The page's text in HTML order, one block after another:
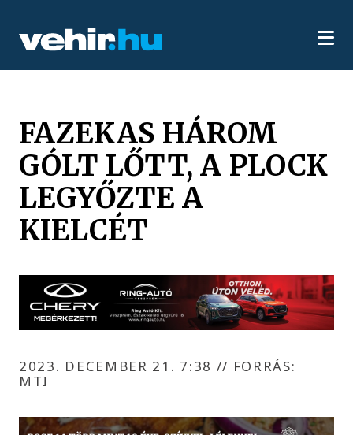
FAZEKAS HÁROM
GÓLT LŐTT, A PLOCK
LEGYŐZTE A
KIELCÉT
2023. DECEMBER 21. 7:38 // FORRÁS:
MTI